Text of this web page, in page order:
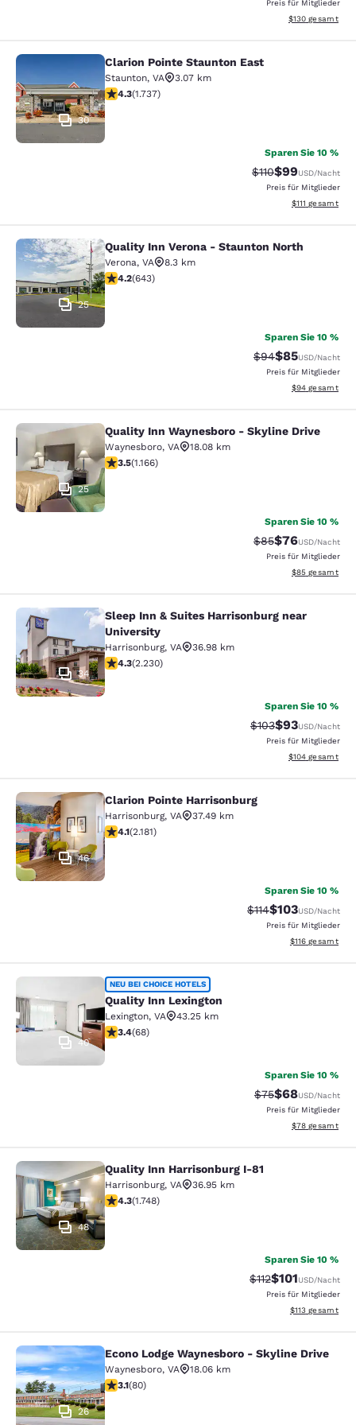
Preis für Mitglieder
Geschätzte
$130 gesamt
Clarion Pointe Staunton East
30
Clarion Pointe Staunton East
Staunton, VA
3.07 km
4.3-Sterne-Bewertung. Hervorragend. 1737
4.3(1.737)
Sparen Sie 10 %
Durchgestrichener
$110Vergünstigter
$99USD/Nacht
Preis für Mitglieder
Geschätzte
$111 gesamt
Quality Inn Verona - Staunton North
25
Quality Inn Verona - Staunton North
Verona, VA
8.3 km
4.24-Sterne-Bewertung. Hervorragend. 643
4.2(643)
Sparen Sie 10 %
$94Vergünstigter
$85USD/Nacht
Preis für Mitglieder
Geschätzte
$94 gesamt
Quality Inn Waynesboro - Skyline
25
Quality Inn Waynesboro - Skyline Drive
Waynesboro, VA
18.08 km
3.49-Sterne-Bewertung. Gut. 1166 Bewertungen
3.5(1.166)
Sparen Sie 10 %
$85Vergünstigter
$76USD/Nacht
Preis für Mitglieder
Geschätzte
$85 gesamt
Sleep Inn & Suites Harrisonburg
34
Sleep Inn & Suites Harrisonburg near
University
Harrisonburg, VA
36.98 km
4.28-Sterne-Bewertung. Hervorragend. 2230
4.3(2.230)
Sparen Sie 10 %
Durchgestrichener
$103Vergünstigter
$93USD/Nacht
Preis für Mitglieder
Geschätzte
$104 gesamt
Clarion Pointe Harrisonburg
46
Clarion Pointe Harrisonburg
Harrisonburg, VA
37.49 km
4.12-Sterne-Bewertung. Sehr gut. 2181 Bewertungen
4.1(2.181)
Sparen Sie 10 %
Durchgestrichener
$114Vergünstigter
$103USD/Nacht
Preis für Mitglieder
Geschätzte
$116 gesamt
Quality Inn Lexington
40
NEU BEI CHOICE HOTELS
Quality Inn Lexington
Lexington, VA
43.25 km
3.38-Sterne-Bewertung. Gut. 68 Bewertungen
3.4(68)
Sparen Sie 10 %
$75Vergünstigter
$68USD/Nacht
Preis für Mitglieder
Geschätzte
$78 gesamt
Quality Inn Harrisonburg I-81
48
Quality Inn Harrisonburg I-81
Harrisonburg, VA
36.95 km
4.27-Sterne-Bewertung. Hervorragend. 1748
4.3(1.748)
Sparen Sie 10 %
Durchgestrichener
$112Vergünstigter
$101USD/Nacht
Preis für Mitglieder
Geschätzte
$113 gesamt
Econo Lodge Waynesboro - Skyline
26
Econo Lodge Waynesboro - Skyline Drive
Waynesboro, VA
18.06 km
3.11-Sterne-Bewertung. Gut. 80 Bewertungen
3.1(80)